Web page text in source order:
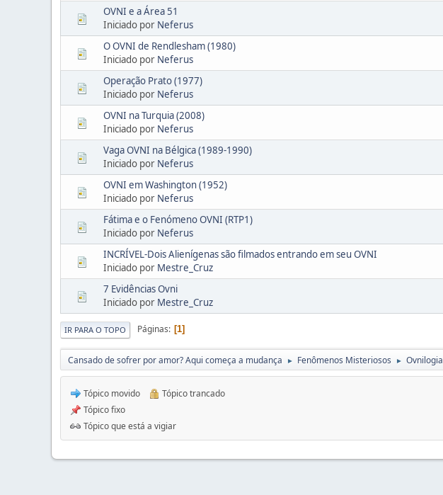
OVNI e a Área 51
Iniciado por Neferus
O OVNI de Rendlesham (1980)
Iniciado por Neferus
Operação Prato (1977)
Iniciado por Neferus
OVNI na Turquia (2008)
Iniciado por Neferus
Vaga OVNI na Bélgica (1989-1990)
Iniciado por Neferus
OVNI em Washington (1952)
Iniciado por Neferus
Fátima e o Fenómeno OVNI (RTP1)
Iniciado por Neferus
INCRÍVEL-Dois Alienígenas são filmados entrando em seu OVNI
Iniciado por Mestre_Cruz
7 Evidências Ovni
Iniciado por Mestre_Cruz
IR PARA O TOPO Páginas 1
Cansado de sofrer por amor? Aqui começa a mudança ► Fenômenos Misteriosos ► Ovnilogia
Tópico movido
Tópico trancado
Tópico fixo
Tópico que está a vigiar